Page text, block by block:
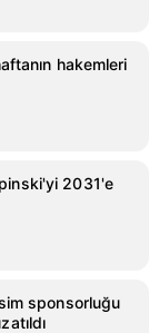
hakemleri
2031'e
sponsorluğu